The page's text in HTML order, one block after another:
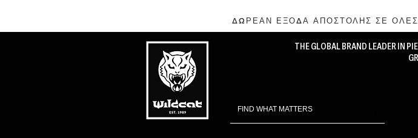
ΔΩΡΕΑΝ ΕΞΟΔΑ ΑΠΟΣΤΟΛΗΣ ΣΕ ΟΛΕΣ
THE GLOBAL BRAND LEADER IN